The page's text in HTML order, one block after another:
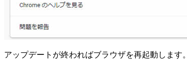
アップデートが終わればブラウザを再起動します。